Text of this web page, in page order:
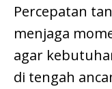
Percepatan
menjaga
agar
di tengah